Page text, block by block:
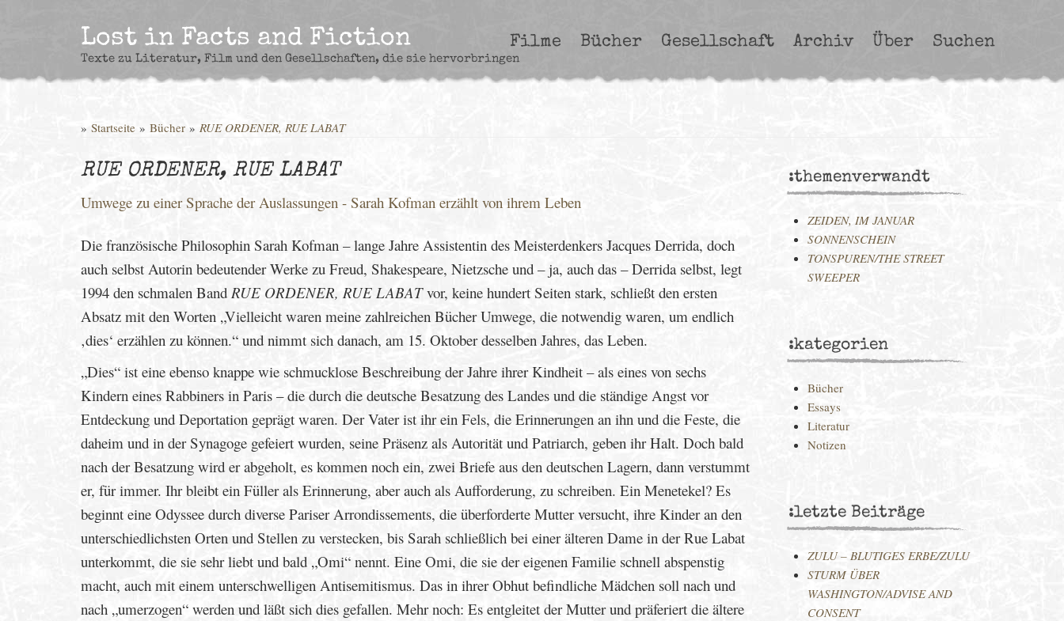
Lost in Facts and Fiction
Texte zu Literatur, Film und den Gesellschaften, die sie hervorbringen
Filme Bücher Gesellschaft Archiv Über Suchen
» Startseite » Bücher » RUE ORDENER, RUE LABAT
RUE ORDENER, RUE LABAT
Umwege zu einer Sprache der Auslassungen - Sarah Kofman erzählt von ihrem Leben
Die französische Philosophin Sarah Kofman – lange Jahre Assistentin des Meisterdenkers Jacques Derrida, doch
auch selbst Autorin bedeutender Werke zu Freud, Shakespeare, Nietzsche und – ja, auch das – Derrida selbst, legt
1994 den schmalen BandRUE ORDENER, RUE LABATvor, keine hundert Seiten stark, schließt den ersten
Absatz mit den Worten „Vielleicht waren meine zahlreichen Bücher Umwege, die notwendig waren, um endlich
‚dies‘ erzählen zu können.“ und nimmt sich danach, am 15. Oktober desselben Jahres, das Leben.
„Dies“ ist eine ebenso knappe wie schmucklose Beschreibung der Jahre ihrer Kindheit – als eines von sechs
Kindern eines Rabbiners in Paris – die durch die deutsche Besatzung des Landes und die ständige Angst vor
Entdeckung und Deportation geprägt waren. Der Vater ist ihr ein Fels, die Erinnerungen an ihn und die Feste, die
daheim und in der Synagoge gefeiert wurden, seine Präsenz als Autorität und Patriarch, geben ihr Halt. Doch bald
nach der Besatzung wird er abgeholt, es kommen noch ein, zwei Briefe aus den deutschen Lagern, dann verstummt
er, für immer. Ihr bleibt ein Füller als Erinnerung, aber auch als Aufforderung, zu schreiben. Ein Menetekel? Es
beginnt eine Odyssee durch diverse Pariser Arrondissements, die überforderte Mutter versucht, ihre Kinder an den
unterschiedlichsten Orten und Stellen zu verstecken, bis Sarah schließlich bei einer älteren Dame in der Rue Labat
unterkommt, die sie sehr liebt und bald „Omi“ nennt. Eine Omi, die sie der eigenen Familie schnell abspenstig
macht, auch mit einem unterschwelligen Antisemitismus. Das in ihrer Obhut befindliche Mädchen soll nach und
nach „umerzogen“ werden und läßt sich dies gefallen. Mehr noch: Es entgleitet der Mutter und präferiert die ältere
:themenverwandt
ZEIDEN, IM JANUAR
SONNENSCHEIN
TONSPUREN/THE STREET
SWEEPER
:kategorien
Bücher
Essays
Literatur
Notizen
:letzte Beiträge
ZULU – BLUTIGES ERBE/ZULU
STURM ÜBER
WASHINGTON/ADVISE AND
CONSENT